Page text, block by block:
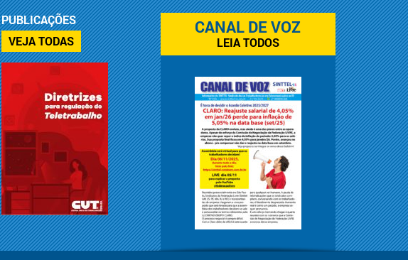
PUBLICAÇÕES
VEJA TODAS
CANAL DE VOZ
LEIA TODOS